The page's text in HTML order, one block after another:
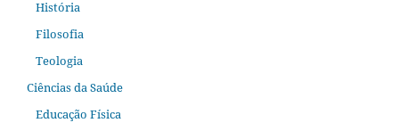
História
Filosofia
Teologia
Ciências da Saúde
Educação Física